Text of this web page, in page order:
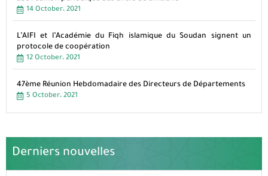
14 October، 2021
L’AIFI et l’Académie du Fiqh islamique du Soudan signent un
protocole de coopération
12 October، 2021
47ème Réunion Hebdomadaire des Directeurs de Départements
5 October، 2021
Derniers nouvelles